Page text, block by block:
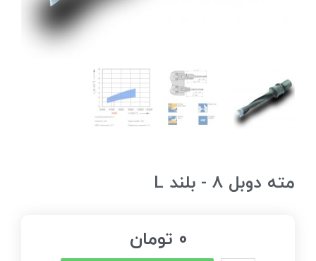
0 تومان
مته دوبل 8 - بلند L